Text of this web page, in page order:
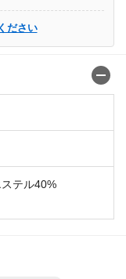
ださい
テル40%